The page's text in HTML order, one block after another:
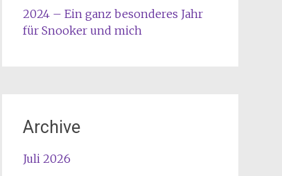
2024 – Ein ganz besonderes Jahr
für Snooker und mich
Archive
Juli 2026